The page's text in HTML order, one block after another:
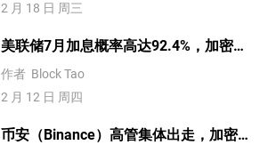
2 月 18 日 周三
美联储7月加息概率高达92.4%，加密货
币涨还是跌？
作者 Block Tao
2 月 12 日 周四
币安（Binance）高管集体出走，加密货